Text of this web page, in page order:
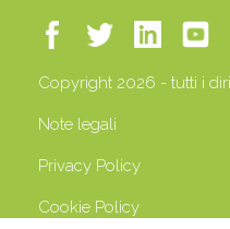
Copyright 2026 - tutti i
Note legali
Privacy Policy
Cookie Policy